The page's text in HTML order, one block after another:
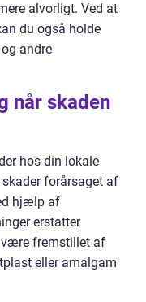
alvorligt. Ved at
du også holde
andre
når skaden
hos din lokale
forårsaget af
hjælp af
erstatter
være fremstillet af
eller amalgam